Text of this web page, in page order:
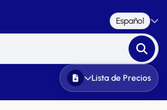
Español
Lista de Precios